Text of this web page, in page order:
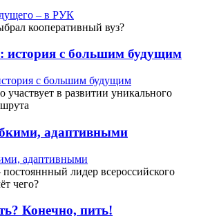
кооперативный вуз?
история с большим будущим
участвует в развитии уникального
адаптивными
лидер всероссийского
чего?
Конечно, пить!